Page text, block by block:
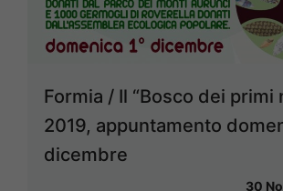
Formia / Il “Bosco dei primi
2019, appuntamento
dicembre
30